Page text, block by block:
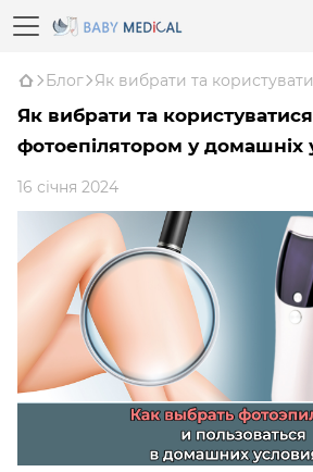
Блог Як вибрати та
Як вибрати та користуватися
фотоепілятором у домашніх
16 січня 2024